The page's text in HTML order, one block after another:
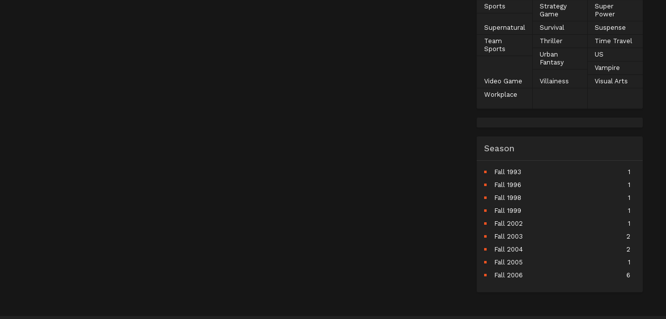
Sports
Strategy
Game
Super
Power
Supernatural
Survival
Suspense
Team
Sports
Thriller
Time Travel
Urban
Fantasy
US
Vampire
Video Game
Villainess
Visual Arts
Workplace
Season
Fall 1993
1
Fall 1996
1
Fall 1998
1
Fall 1999
1
Fall 2002
1
Fall 2003
2
Fall 2004
2
Fall 2005
1
Fall 2006
6